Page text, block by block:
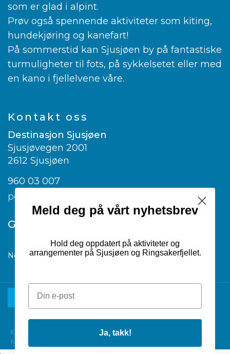
som er glad i alpint.
Prøv også spennende aktiviteter som kiting,
hundekjøring og kanefart!
På sommerstid kan Sjusjøen by på fantastiske
turmuligheter til fots, på sykkelsetet eller med
en kano i fjellelvene våre.
Kontakt oss
Destinasjon Sjusjøen
Sjusjøvegen 2001
2612 Sjusjøen
960 03 007
post@visitsjusjoen.no
Google translate
Norwegian ▼
© 2026 Destinasjon Sjusjøen |
Nettsiden er utviklet av Dialecta kommunikasjon AS
Meld deg på vårt nyhetsbrev
Hold deg oppdatert på aktiviteter og
arrangementer på Sjusjøen og Ringsakerfjellet.
Ja, takk!